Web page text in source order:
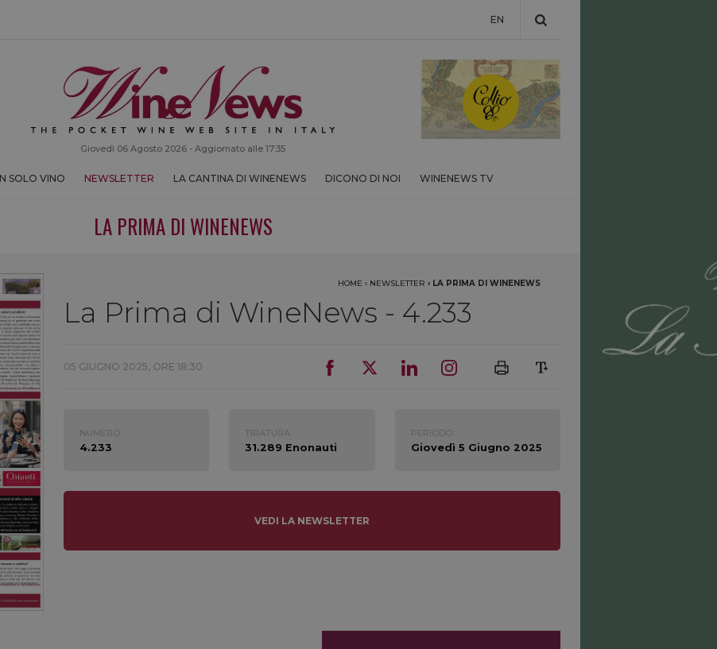
EN
Giovedì 06 Agosto 2026 - Aggiornato alle 17:35
SOLO VINO NEWSLETTER LA CANTINA DI WINENEWS DICONO DI NOI WINENEWS TV
LA PRIMA DI WINENEWS
HOME › NEWSLETTER › LA PRIMA DI WINENEWS
La Prima di WineNews - 4.233
05 GIUGNO 2025, ORE 18:30
NUMERO:
4.233
TIRATURA:
31.289 Enonauti
PERIODO:
Giovedì 5 Giugno 2025
VEDI LA NEWSLETTER